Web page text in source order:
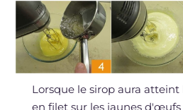
Lorsque le sirop aura atteint
en filet sur les jaunes d'œufs